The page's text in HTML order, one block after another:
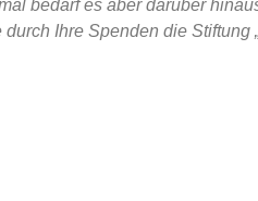
bedarf es aber darüber
Ihre Spenden die